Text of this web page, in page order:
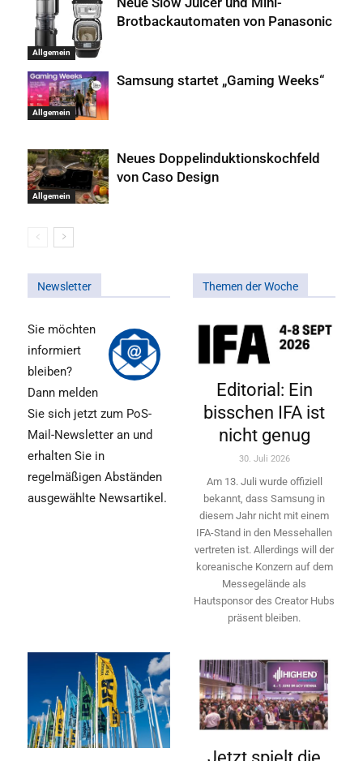
Allgemein
Brotbackautomaten von Panasonic
Allgemein
Samsung startet „Gaming Weeks“
Allgemein
Neues Doppelinduktionskochfeld
von Caso Design
Newsletter
Sie möchten
informiert
bleiben?
Dann melden
Sie sich jetzt zum PoS-
Mail-Newsletter an und
erhalten Sie in
regelmäßigen Abständen
ausgewählte Newsartikel.
Themen der Woche
Editorial: Ein
bisschen IFA ist
nicht genug
30. Juli 2026
Am 13. Juli wurde offiziell
bekannt, dass Samsung in
diesem Jahr nicht mit einem
IFA-Stand in den Messehallen
vertreten ist. Allerdings will ­der
koreanische Konzern auf dem
Messegelände als
Hautsponsor des Creator Hubs
präsent bleiben.